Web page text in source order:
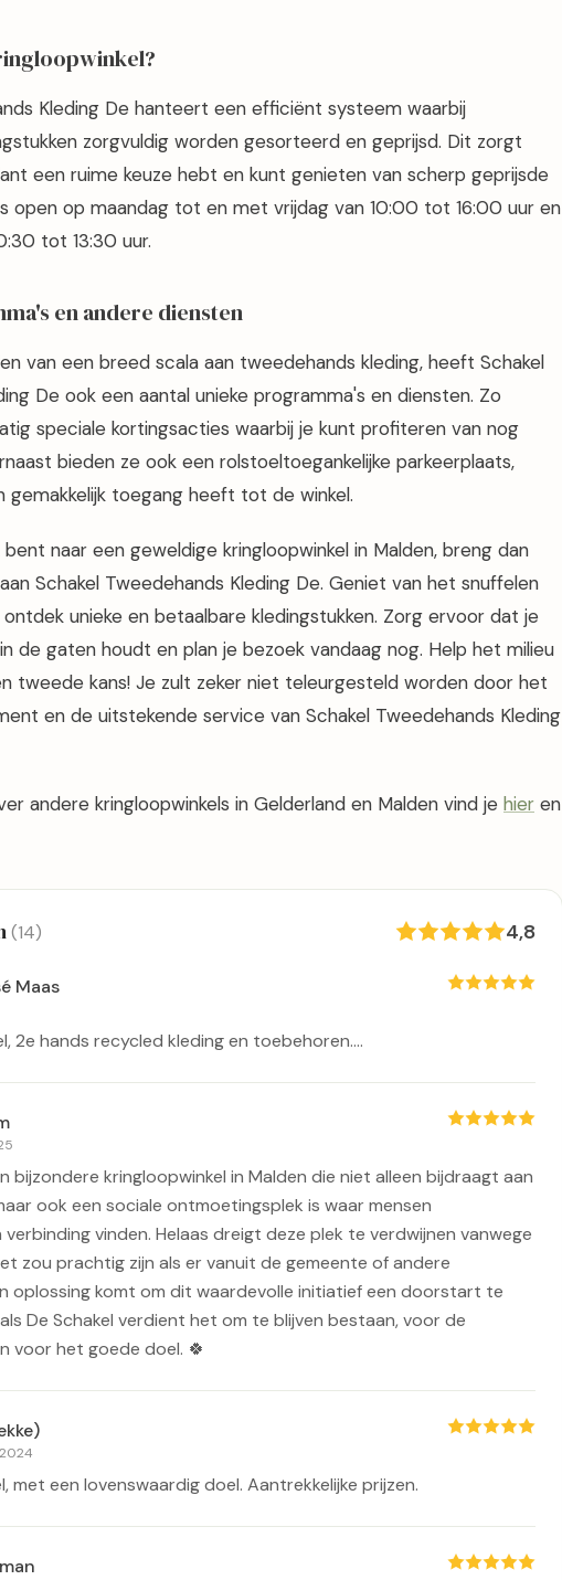
Kleding De hanteert een efficiënt systeem waarbij
zorgvuldig worden gesorteerd en geprijsd. Dit zorgt
een ruime keuze hebt en kunt genieten van scherp geprijsde
open op maandag tot en met vrijdag van 10:00 tot 16:00 uur en
tot 13:30 uur.
en andere diensten
van een breed scala aan tweedehands kleding, heeft Schakel
De ook een aantal unieke programma's en diensten. Zo
speciale kortingsacties waarbij je kunt profiteren van nog
bieden ze ook een rolstoeltoegankelijke parkeerplaats,
gemakkelijk toegang heeft tot de winkel.
bent naar een geweldige kringloopwinkel in Malden, breng dan
Schakel Tweedehands Kleding De. Geniet van het snuffelen
unieke en betaalbare kledingstukken. Zorg ervoor dat je
de gaten houdt en plan je bezoek vandaag nog. Help het milieu
tweede kans! Je zult zeker niet teleurgesteld worden door het
en de uitstekende service van Schakel Tweedehands Kleding
andere kringloopwinkels in Gelderland en Malden vind je hier en
(14) 4,8
Maas
2e hands recycled kleding en toebehoren....
bijzondere kringloopwinkel in Malden die niet alleen bijdraagt aan
ook een sociale ontmoetingsplek is waar mensen
verbinding vinden. Helaas dreigt deze plek te verdwijnen vanwege
zou prachtig zijn als er vanuit de gemeente of andere
oplossing komt om dit waardevolle initiatief een doorstart te
De Schakel verdient het om te blijven bestaan, voor de
voor het goede doel. 🍀
met een lovenswaardig doel. Aantrekkelijke prijzen.